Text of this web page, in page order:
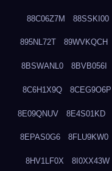
88C06Z7M 88SSKI00
895NL72T 89WVKQCH
8BSWANL0 8BVB056I
8C6H1X9Q 8CEG9O6P
8E09QNUV 8E4S01KD
8EPAS0G6 8FLU9KW0
8HV1LF0X 8I0XX43W